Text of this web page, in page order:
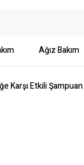
Ağız Bakım
Karşı Etkili